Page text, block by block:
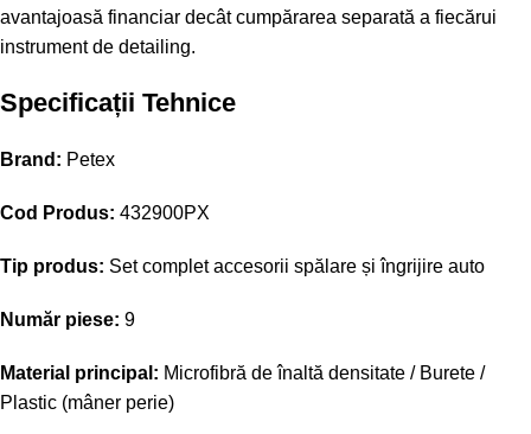
avantajoasă financiar decât cumpărarea separată a fiecărui
instrument de detailing.
Specificații Tehnice
Brand: Petex
Cod Produs: 432900PX
Tip produs: Set complet accesorii spălare și îngrijire auto
Număr piese: 9
Material principal: Microfibră de înaltă densitate / Burete /
Plastic (mâner perie)